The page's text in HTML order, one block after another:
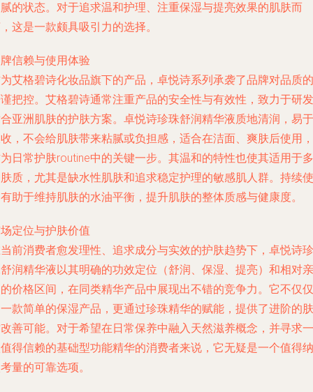
的状态。对于追求温和护理、注重保湿与提亮效果的肌肤而
这是一款颇具吸引力的选择。
信赖与使用体验
艾格碧诗化妆品旗下的产品，卓悦诗系列承袭了品牌对品质的
把控。艾格碧诗通常注重产品的安全性与有效性，致力于研发
亚洲肌肤的护肤方案。卓悦诗珍珠舒润精华液质地清润，易于
，不会给肌肤带来粘腻或负担感，适合在洁面、爽肤后使用，
日常护肤routine中的关键一步。其温和的特性也使其适用于多
质，尤其是缺水性肌肤和追求稳定护理的敏感肌人群。持续使
助于维持肌肤的水油平衡，提升肌肤的整体质感与健康度。
定位与护肤价值
前消费者愈发理性、追求成分与实效的护肤趋势下，卓悦诗珍
润精华液以其明确的功效定位（舒润、保湿、提亮）和相对亲
价格区间，在同类精华产品中展现出不错的竞争力。它不仅仅
款简单的保湿产品，更通过珍珠精华的赋能，提供了进阶的肤
善可能。对于希望在日常保养中融入天然滋养概念，并寻求一
得信赖的基础型功能精华的消费者来说，它无疑是一个值得纳
量的可靠选项。